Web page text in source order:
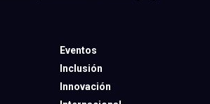
Eventos
Inclusión
Innovación